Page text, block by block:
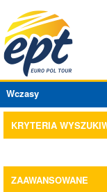
Wczasy
KRYTERIA
ZAAWANSOWANE